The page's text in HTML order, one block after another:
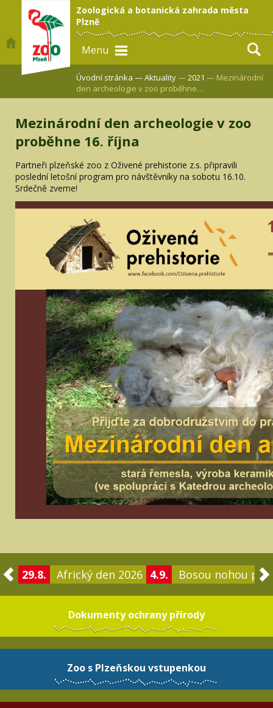
Zoologická a botanická zahrada města
Plzně
Menu
Úvodní stránka —Aktuality—2021 — Mezinárodní
den archeologie v zoo proběhne…
Mezinárodní den archeologie v zoo
proběhne 16. října
Partneři plzeňské zoo z Oživené prehistorie z.s. připravili
poslední letošní program pro návštěvníky na sobotu 16.10.
Srdečně zveme!
29.8. Africký den 2026 4.9. Bosou nohou po
Dokumenty ochrany přírody
Zoo s Plzeňskou vstupenkou